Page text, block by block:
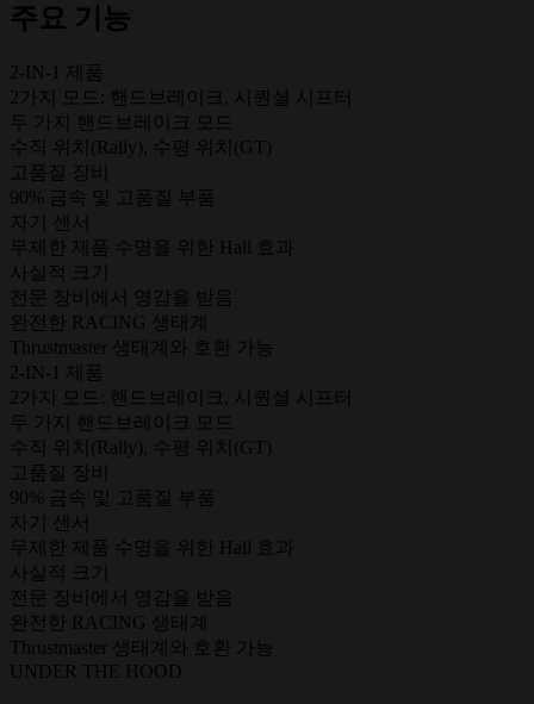
주요 기능
2-IN-1 제품
2가지 모드: 핸드브레이크, 시퀀셜 시프터
두 가지 핸드브레이크 모드
수직 위치(Rally), 수평 위치(GT)
고품질 장비
90% 금속 및 고품질 부품
자기 센서
무제한 제품 수명을 위한 Hall 효과
사실적 크기
전문 장비에서 영감을 받음
완전한 RACING 생태계
Thrustmaster 생태계와 호환 가능
2-IN-1 제품
2가지 모드: 핸드브레이크, 시퀀셜 시프터
두 가지 핸드브레이크 모드
수직 위치(Rally), 수평 위치(GT)
고품질 장비
90% 금속 및 고품질 부품
자기 센서
무제한 제품 수명을 위한 Hall 효과
사실적 크기
전문 장비에서 영감을 받음
완전한 RACING 생태계
Thrustmaster 생태계와 호환 가능
UNDER THE HOOD